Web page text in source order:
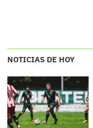
NOTICIAS DE HOY